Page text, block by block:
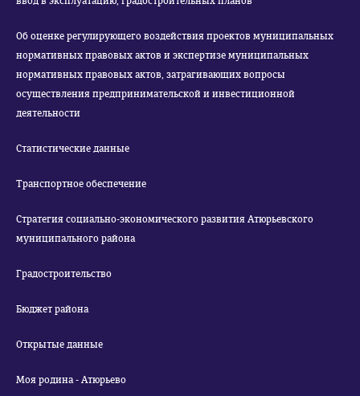
Об оценке регулирующего воздействия проектов муниципальных
нормативных правовых актов и экспертизе муниципальных
нормативных правовых актов, затрагивающих вопросы
осуществления предпринимательской и инвестиционной
деятельности
Статистические данные
Транспортное обеспечение
Стратегия социально-экономического развития Атюрьевского
муниципального района
Градостроительство
Бюджет района
Открытые данные
Моя родина - Атюрьево